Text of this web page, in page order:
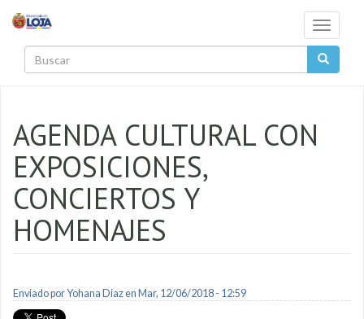
Toggle
AGENDA CULTURAL CON
EXPOSICIONES,
CONCIERTOS Y
HOMENAJES
Enviado porYohana Diazen Mar, 12/06/2018 - 12:59